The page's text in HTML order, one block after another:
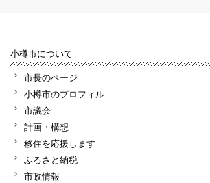
小樽市について
市長のページ
小樽市のプロフィル
市議会
計画・構想
移住を応援します
ふるさと納税
市政情報